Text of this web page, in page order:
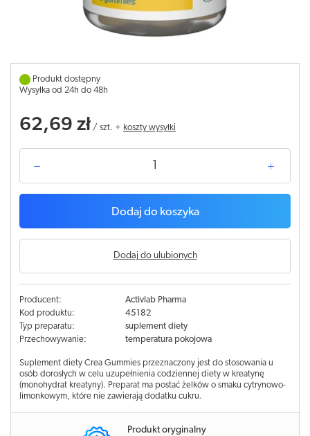
Produkt dostępny
Wysyłka od 24h do 48h
62,69 zł / szt. + koszty wysyłki
Dodaj do koszyka
Dodaj do ulubionych
Producent:
Activlab Pharma
Kod produktu:
45182
Typ preparatu:
suplement diety
Przechowywanie:
temperatura pokojowa
Suplement diety Crea Gummies przeznaczony jest do stosowania u
osób dorosłych w celu uzupełnienia codziennej diety w kreatynę
(monohydrat kreatyny). Preparat ma postać żelków o smaku cytrynowo-
limonkowym, które nie zawierają dodatku cukru.
Produkt oryginalny